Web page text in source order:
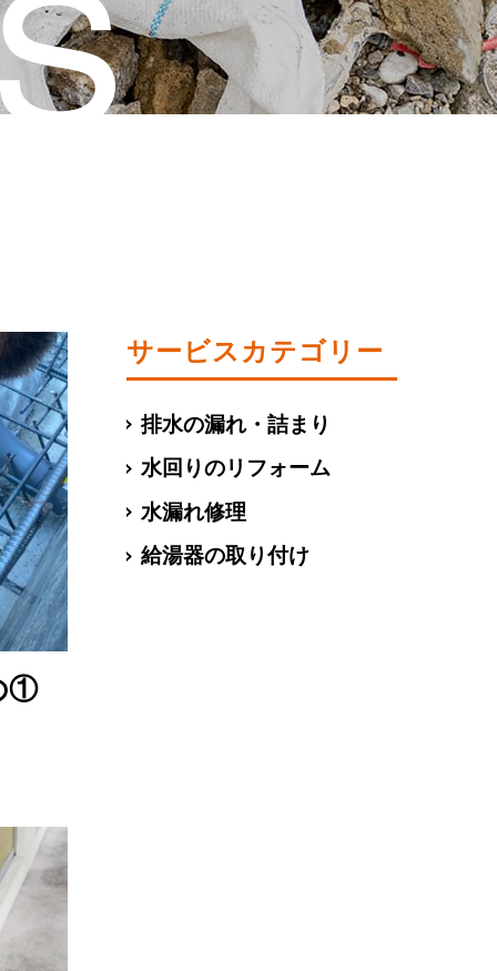
①
サービスカテゴリー
排水の漏れ・詰まり
水回りのリフォーム
水漏れ修理
給湯器の取り付け